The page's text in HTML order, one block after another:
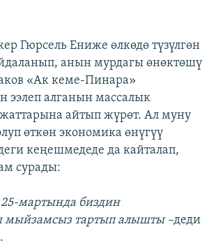
Гюрсель Ениже өлкөдө түзүлгөн
анын мурдагы өнөктөшү
«Ак кеме-Пинара»
ээлеп алганын массалык
айтып жүрөт. Ал муну
өткөн экономика өнүгүү
кеңешмедеде да кайталап,
сурады:
мартында биздин
тартып алышты –деди